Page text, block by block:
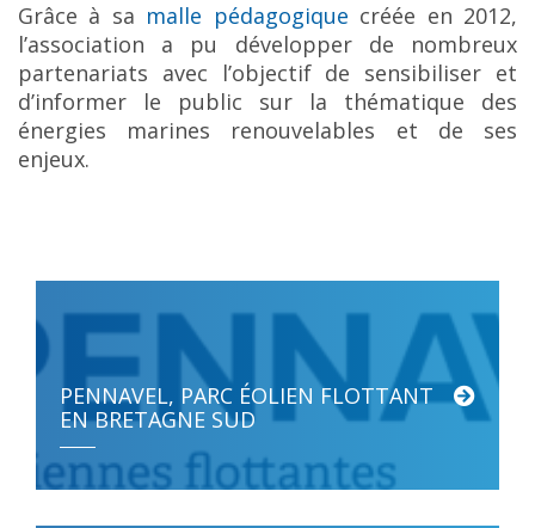
Grâce à sa malle pédagogique créée en 2012,
l’association a pu développer de nombreux
partenariats avec l’objectif de sensibiliser et
d’informer le public sur la thématique des
énergies marines renouvelables et de ses
enjeux.
PENNAVEL, PARC ÉOLIEN FLOTTANT
EN BRETAGNE SUD